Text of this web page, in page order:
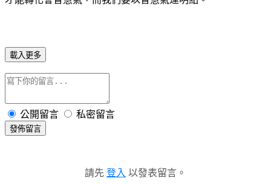
載入更多
公開留言 私密留言
發佈留言
請先 登入 以發表留言。